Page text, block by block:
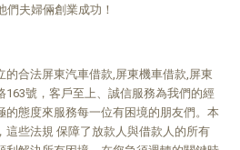
們夫婦倆創業成功！
的合法屏東汽車借款,屏東機車借款,屏東
163號，客戶至上、誠信服務為我們的經
的態度來服務每一位有困境的朋友們。本
這些法規 保障了放款人與借款人的所有